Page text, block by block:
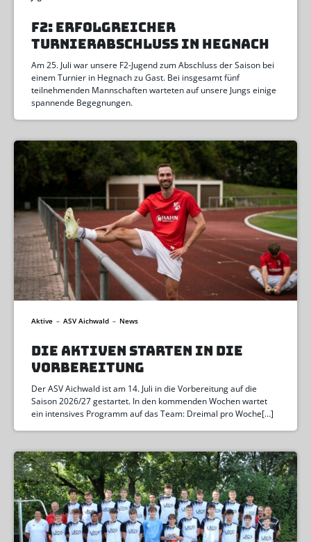
F2: ERFOLGREICHER
TURNIERABSCHLUSS IN HEGNACH
Am 25. Juli war unsere F2-Jugend zum Abschluss der Saison bei
einem Turnier in Hegnach zu Gast. Bei insgesamt fünf
teilnehmenden Mannschaften warteten auf unsere Jungs einige
spannende Begegnungen.
Aktive – ASV Aichwald – News
DIE AKTIVEN STARTEN IN DIE
VORBEREITUNG
Der ASV Aichwald ist am 14. Juli in die Vorbereitung auf die
Saison 2026/27 gestartet. In den kommenden Wochen wartet
ein intensives Programm auf das Team: Dreimal pro Woche[…]